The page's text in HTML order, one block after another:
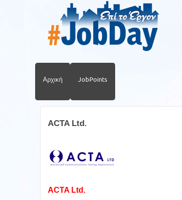
Αρχική JobPoints
ACTA Ltd.
ACTA Ltd.